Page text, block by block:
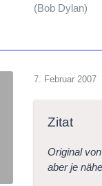
(Bob Dylan)
7. Februar 2007
Zitat
Original
aber je